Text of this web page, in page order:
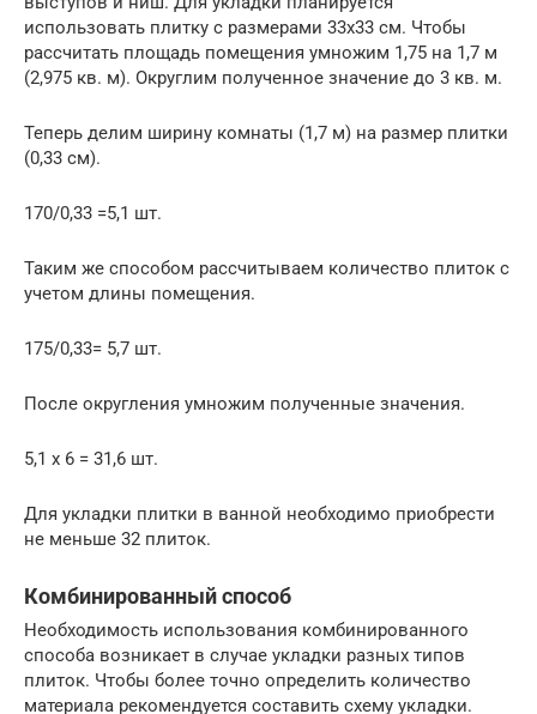
использовать плитку с размерами 33х33 см. Чтобы
рассчитать площадь помещения умножим 1,75 на 1,7 м
(2,975 кв. м). Округлим полученное значение до 3 кв. м.
Теперь делим ширину комнаты (1,7 м) на размер плитки
(0,33 см).
170/0,33 =5,1 шт.
Таким же способом рассчитываем количество плиток с
учетом длины помещения.
175/0,33= 5,7 шт.
После округления умножим полученные значения.
5,1 х 6 = 31,6 шт.
Для укладки плитки в ванной необходимо приобрести
не меньше 32 плиток.
Комбинированный способ
Необходимость использования комбинированного
способа возникает в случае укладки разных типов
плиток. Чтобы более точно определить количество
материала рекомендуется составить схему укладки.